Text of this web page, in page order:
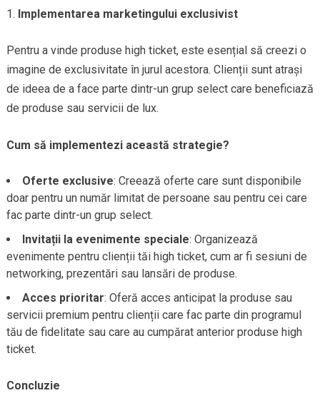
Implementarea marketingului exclusivist
Pentru a vinde produse high ticket, este esențial să creezi o
imagine de exclusivitate în jurul acestora. Clienții sunt atrași
de ideea de a face parte dintr-un grup select care beneficiază
de produse sau servicii de lux.
Cum să implementezi această strategie?
Oferte exclusive: Creează oferte care sunt disponibile
doar pentru un număr limitat de persoane sau pentru cei care
fac parte dintr-un grup select.
Invitații la evenimente speciale: Organizează
evenimente pentru clienții tăi high ticket, cum ar fi sesiuni de
networking, prezentări sau lansări de produse.
Acces prioritar: Oferă acces anticipat la produse sau
servicii premium pentru clienții care fac parte din programul
tău de fidelitate sau care au cumpărat anterior produse high
ticket.
Concluzie